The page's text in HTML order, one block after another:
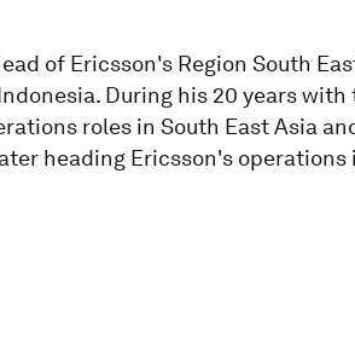
of Ericsson's Region South
During his 20 years
roles in South East Asia
heading Ericsson's